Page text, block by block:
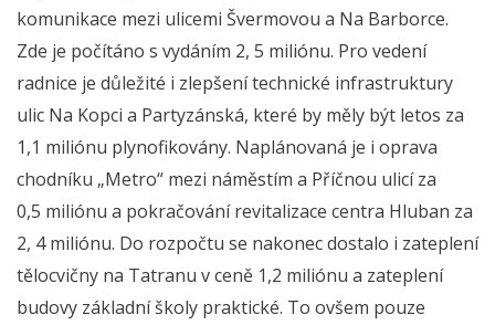
komunikace mezi ulicemi Švermovou a Na Barborce.
Zde je počítáno s vydáním 2, 5 miliónu. Pro vedení
radnice je důležité i zlepšení technické infrastruktury
ulic Na Kopci a Partyzánská, které by měly být letos za
1,1 miliónu plynofikovány. Naplánovaná je i oprava
chodníku „Metro“ mezi náměstím a Příčnou ulicí za
0,5 miliónu a pokračování revitalizace centra Hluban za
2, 4 miliónu. Do rozpočtu se nakonec dostalo i zateplení
tělocvičny na Tatranu v ceně 1,2 miliónu a zateplení
budovy základní školy praktické. To ovšem pouze